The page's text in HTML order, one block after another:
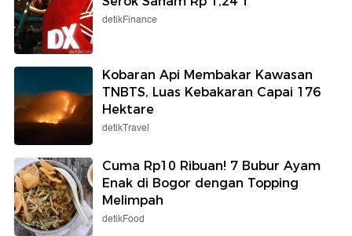
detikFinance
Kobaran Api Membakar Kawasan
TNBTS, Luas Kebakaran Capai 176
Hektare
detikTravel
Cuma Rp10 Ribuan! 7 Bubur Ayam
Enak di Bogor dengan Topping
Melimpah
detikFood